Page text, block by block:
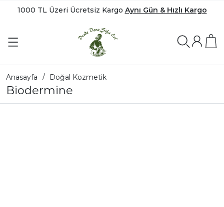
1000 TL Üzeri Ücretsiz Kargo Aynı Gün & Hızlı Kargo
Anasayfa Doğal Kozmetik
Biodermine